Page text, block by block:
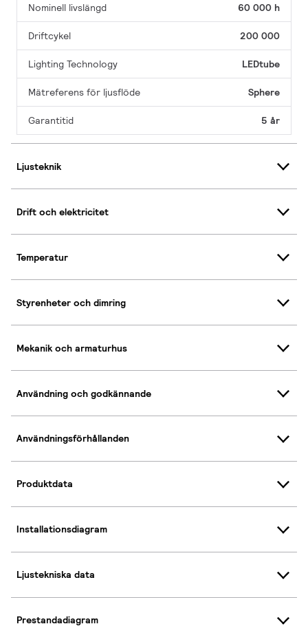
Nominell livslängd 60 000 h
Driftcykel 200 000
Lighting Technology LEDtube
Mätreferens för ljusflöde Sphere
Garantitid 5 år
Ljusteknik
Drift och elektricitet
Temperatur
Styrenheter och dimring
Mekanik och armaturhus
Användning och godkännande
Användningsförhållanden
Produktdata
Installationsdiagram
Ljustekniska data
Prestandadiagram